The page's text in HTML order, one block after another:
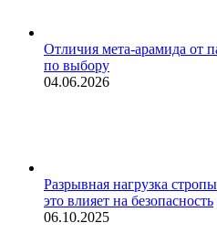
Отличия мета-арамида от
по выбору
04.06.2026
Разрывная нагрузка
это влияет на безопасность
06.10.2025